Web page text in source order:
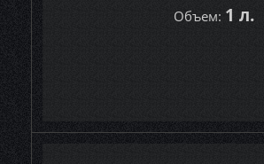
Объем: 1 л.